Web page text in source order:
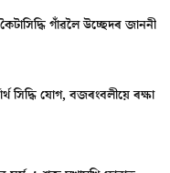
গাঁৱলৈ উচ্ছেদৰ জাননী
সিদ্ধি যোগ, বজৰংবলীয়ে ৰক্ষা